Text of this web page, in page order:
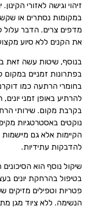
זיהוי וגישה לאזורי
במקומות נסתרים או
מדפים צרים. הדבר עלול
את הקנים ללא סיוע
בנוסף, שיטות עשה זאת
בפתרונות זמניים
בחומרי הרתעה כמו
להרתיע באופן זמני
בקרבת מקום. שירותי
נוקטים באסטרטגיות
הקיימות אלא גם
להדבקות עתידיות.
שיקול נוסף הוא
בטיפול בהרחקת יונים
פטריות וטפילים מזיקים
הנשימה. ללא ציוד מגן